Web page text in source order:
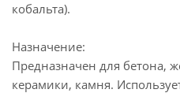
кобальта).
Назначение:
Предназначен для бетона,
керамики, камня.